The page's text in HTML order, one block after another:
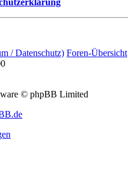
/ Datenschutz) Foren-Übersicht
© phpBB Limited